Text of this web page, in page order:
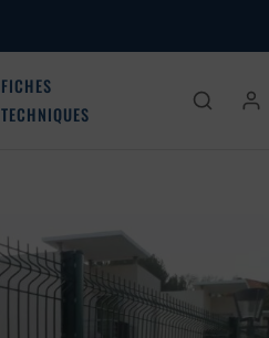
FICHES
TECHNIQUES